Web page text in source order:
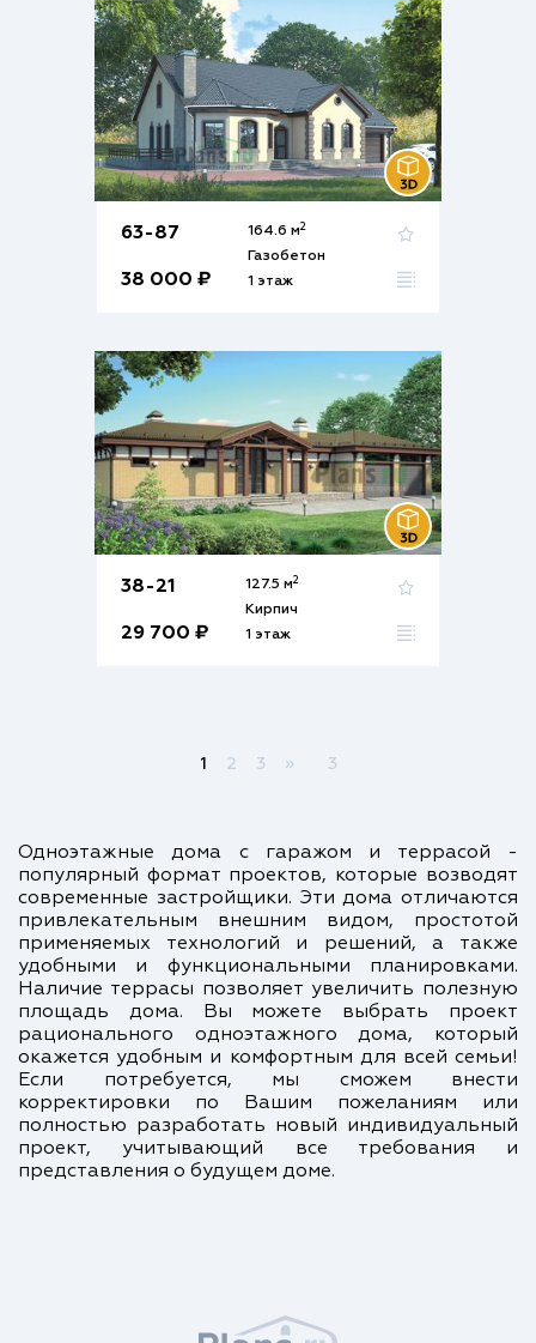
63-87
38 000 ₽
164.6 м2
Газобетон
1 этаж
38-21
29 700 ₽
127.5 м2
Кирпич
1 этаж
1 2 3 » 3
Одноэтажные дома с гаражом и террасой -
популярный формат проектов, которые возводят
современные застройщики. Эти дома отличаются
привлекательным внешним видом, простотой
применяемых технологий и решений, а также
удобными и функциональными планировками.
Наличие террасы позволяет увеличить полезную
площадь дома. Вы можете выбрать проект
рационального одноэтажного дома, который
окажется удобным и комфортным для всей семьи!
Если потребуется, мы сможем внести
корректировки по Вашим пожеланиям или
полностью разработать новый индивидуальный
проект, учитывающий все требования и
представления о будущем доме.